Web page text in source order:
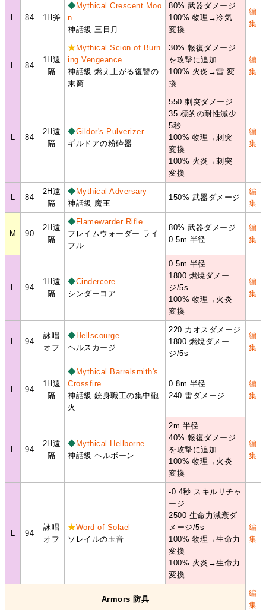
L 84 1H斧
◆Mythical Crescent Moo
n
神話級 三日月
80% 武器ダメージ
100% 物理→冷気
変換
編
集
L 84
1H遠
隔
★Mythical Scion of Burn
ing Vengeance
神話級 燃え上がる復讐の
末裔
30% 報復ダメージ
を攻撃に追加
100% 火炎→雷 変
換
編
集
L 84
2H遠
隔
◆Gildor's Pulverizer
ギルドアの粉砕器
550 刺突ダメージ
35 標的の耐性減少
5秒
100% 物理→刺突
変換
100% 火炎→刺突
変換
編
集
L 84
2H遠
隔
◆Mythical Adversary
神話級 魔王
150% 武器ダメージ
編
集
M 90
2H遠
隔
◆Flamewarder Rifle
フレイムウォーダー ライ
フル
80% 武器ダメージ
0.5m 半径
編
集
L 94
1H遠
隔
◆Cindercore
シンダーコア
0.5m 半径
1800 燃焼ダメー
ジ/5s
100% 物理→火炎
変換
編
集
L 94
詠唱
オフ
◆Hellscourge
ヘルスカージ
220 カオスダメージ
1800 燃焼ダメー
ジ/5s
編
集
L 94
1H遠
隔
◆Mythical Barrelsmith's
Crossfire
神話級 銃身職工の集中砲
火
0.8m 半径
240 雷ダメージ
編
集
L 94
2H遠
隔
◆Mythical Hellborne
神話級 ヘルボーン
2m 半径
40% 報復ダメージ
を攻撃に追加
100% 物理→火炎
変換
編
集
L 94
詠唱
オフ
★Word of Solael
ソレイルの玉音
-0.4秒 スキルリチャ
ージ
2500 生命力減衰ダ
メージ/5s
100% 物理→生命力
変換
100% 火炎→生命力
変換
編
集
Armors 防具
編
集